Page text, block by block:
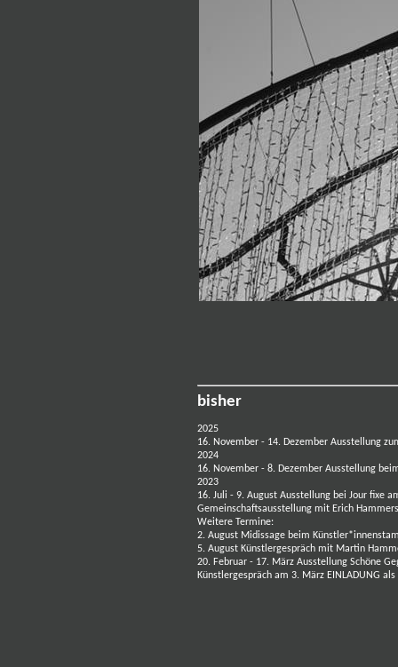
bisher
2025
16. November - 14. Dezember Ausstellung
2024
16. November - 8. Dezember Ausstellung
2023
16. Juli - 9. August Ausstellung bei Jour fixe
Gemeinschaftsausstellung mit Erich
Weitere Termine:
2. August Midissage beim
5. August Künstlergespräch mit Martin
20. Februar - 17. März Ausstellung Schöne
Künstlergespräch am 3. März EINLADUNG als